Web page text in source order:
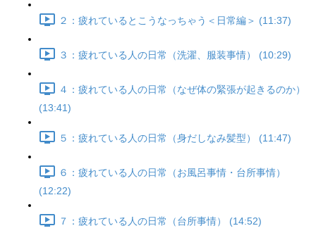
２：疲れているとこうなっちゃう＜日常編＞ (11:37)
３：疲れている人の日常（洗濯、服装事情） (10:29)
４：疲れている人の日常（なぜ体の緊張が起きるのか）
(13:41)
５：疲れている人の日常（身だしなみ髪型） (11:47)
６：疲れている人の日常（お風呂事情・台所事情）
(12:22)
７：疲れている人の日常（台所事情） (14:52)